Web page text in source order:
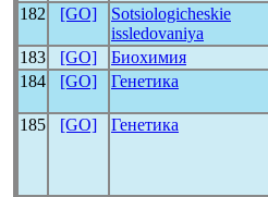
182
[GO]
Sotsiologicheskie
issledovaniya
183
[GO] Биохимия
184
[GO] Генетика
185
[GO] Генетика